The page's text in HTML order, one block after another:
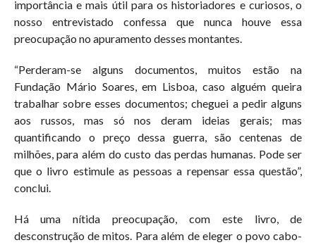
importância e mais útil para os historiadores e curiosos, o
nosso entrevistado confessa que nunca houve essa
preocupação no apuramento desses montantes.
“Perderam-se alguns documentos, muitos estão na
Fundação Mário Soares, em Lisboa, caso alguém queira
trabalhar sobre esses documentos; cheguei a pedir alguns
aos russos, mas só nos deram ideias gerais; mas
quantificando o preço dessa guerra, são centenas de
milhões, para além do custo das perdas humanas. Pode ser
que o livro estimule as pessoas a repensar essa questão”,
conclui.
Há uma nítida preocupação, com este livro, de
desconstrução de mitos. Para além de eleger o povo cabo-